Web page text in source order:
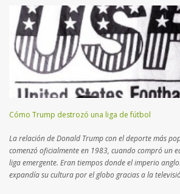
para quienes conocemos el deporte fue un
hacia los nuevos negocios . Los periodistas que
hace 20 años, sabemos que la Liga busca
público foráneo. Esta política de "exportación"
con partidos en México e Inglaterra , destinos con
Recientemente, se entendió que Brasil podría
latinoamericano con una plaza vital para desem...
Cómo Trump destrozó una liga de fútbol
La relación de Donald Trump con el deporte más
comenzó oficialmente en 1983, cuando compró un
liga emergente. Eran tiempos donde el imperio
expandía su cultura por el globo gracias a la